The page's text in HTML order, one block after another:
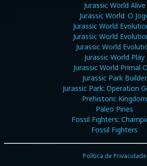
Jurassic World Alive
Jurassic World: O
Jurassic World
Jurassic World
Jurassic World
Jurassic World Play
Jurassic World Primal
Jurassic Park Builder
Jurassic Park: Operation
Prehistoric Kingdom
Paleo Pines
Fossil Fighters:
Fossil Fighters
Política de Privacidade